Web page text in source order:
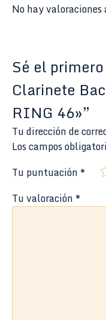
No hay valoraciones
Sé el
Clarinete
RING 46»”
Tu dirección de
Los campos
Tu puntuación *
Tu valoración *